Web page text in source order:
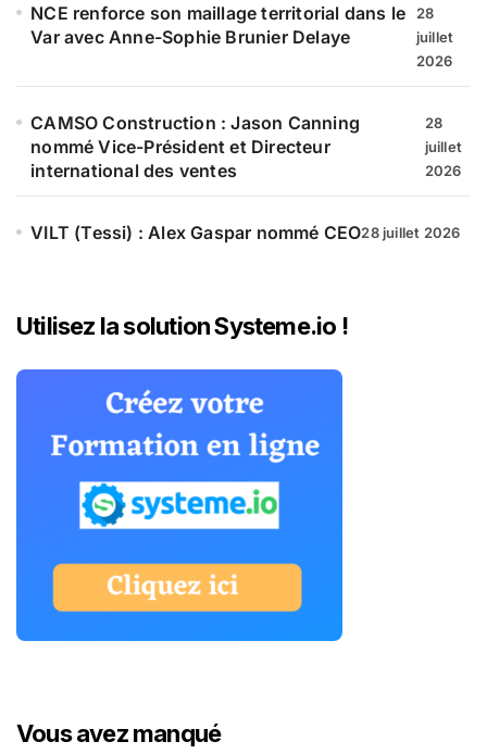
NCE renforce son maillage territorial dans le
Var avec Anne-Sophie Brunier Delaye
28
juillet
2026
CAMSO Construction : Jason Canning
nommé Vice-Président et Directeur
international des ventes
28
juillet
2026
VILT (Tessi) : Alex Gaspar nommé CEO28 juillet 2026
Utilisez la solution Systeme.io !
Vous avez manqué